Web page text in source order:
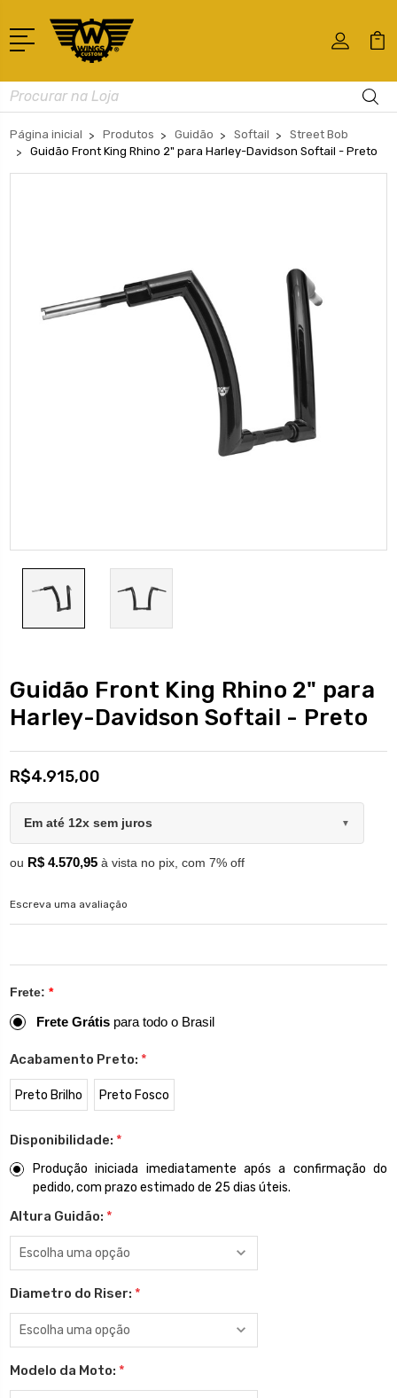
Busca
Página inicial Produtos Guidão Softail
Street Bob
Guidão Front King Rhino 2" para Harley-Davidson Softail - Preto
Guidão Front King Rhino 2" para
Harley-Davidson Softail - Preto
R$4.915,00
Em até 12x sem juros ▼
ou R$ 4.570,95 à vista no pix, com 7% off
Escreva uma avaliação
Frete: *
Frete Grátis para todo o Brasil
Acabamento Preto: *
Preto Brilho Preto Fosco
Disponibilidade: *
Produção iniciada imediatamente após a confirmação do
pedido, com prazo estimado de 25 dias úteis.
Altura Guidão: *
Diametro do Riser: *
Modelo da Moto: *